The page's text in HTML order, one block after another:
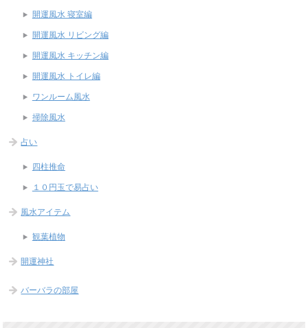
開運風水 寝室編
開運風水 リビング編
開運風水 キッチン編
開運風水 トイレ編
ワンルーム風水
掃除風水
占い
四柱推命
１０円玉で易占い
風水アイテム
観葉植物
開運神社
バーバラの部屋